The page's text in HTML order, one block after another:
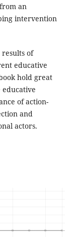
an
intervention
of
educative
hold great
educative
of action-
and
actors.